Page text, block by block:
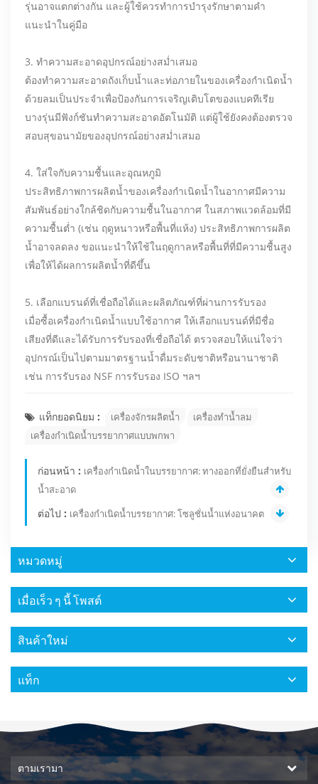
รุ่นอาจแตกต่างกัน และผู้ใช้ควรทำการบำรุงรักษาตามคำ
แนะนำในคู่มือ
3. ทำความสะอาดอุปกรณ์อย่างสม่ำเสมอ
ต้องทำความสะอาดถังเก็บน้ำและท่อภายในของเครื่องกำเนิดน้ำ
ด้วยลมเป็นประจำเพื่อป้องกันการเจริญเติบโตของแบคทีเรีย
บางรุ่นมีฟังก์ชันทำความสะอาดอัตโนมัติ แต่ผู้ใช้ยังคงต้องตรวจ
สอบสุขอนามัยของอุปกรณ์อย่างสม่ำเสมอ
4. ใส่ใจกับความชื้นและอุณหภูมิ
ประสิทธิภาพการผลิตน้ำของเครื่องกำเนิดน้ำในอากาศมีความ
สัมพันธ์อย่างใกล้ชิดกับความชื้นในอากาศ ในสภาพแวดล้อมที่มี
ความชื้นต่ำ (เช่น ฤดูหนาวหรือพื้นที่แห้ง) ประสิทธิภาพการผลิต
น้ำอาจลดลง ขอแนะนำให้ใช้ในฤดูกาลหรือพื้นที่ที่มีความชื้นสูง
เพื่อให้ได้ผลการผลิตน้ำที่ดีขึ้น
5. เลือกแบรนด์ที่เชื่อถือได้และผลิตภัณฑ์ที่ผ่านการรับรอง
เมื่อซื้อเครื่องกำเนิดน้ำแบบใช้อากาศ ให้เลือกแบรนด์ที่มีชื่อ
เสียงที่ดีและได้รับการรับรองที่เชื่อถือได้ ตรวจสอบให้แน่ใจว่า
อุปกรณ์เป็นไปตามมาตรฐานน้ำดื่มระดับชาติหรือนานาชาติ
เช่น การรับรอง NSF การรับรอง ISO ฯลฯ
แท็กยอดนิยม : เครื่องจักรผลิตน้ำ
เครื่องทำน้ำลม
เครื่องกำเนิดน้ำบรรยากาศแบบพกพา
ก่อนหน้า : เครื่องกำเนิดน้ำในบรรยากาศ: ทางออกที่ยั่งยืนสำหรับ
น้ำสะอาด
ต่อไป : เครื่องกำเนิดน้ำบรรยากาศ: โซลูชั่นน้ำแห่งอนาคต
หมวดหมู่
เมื่อเร็ว ๆ นี้ โพสต์
สินค้าใหม่
แท็ก
ตามเรามา